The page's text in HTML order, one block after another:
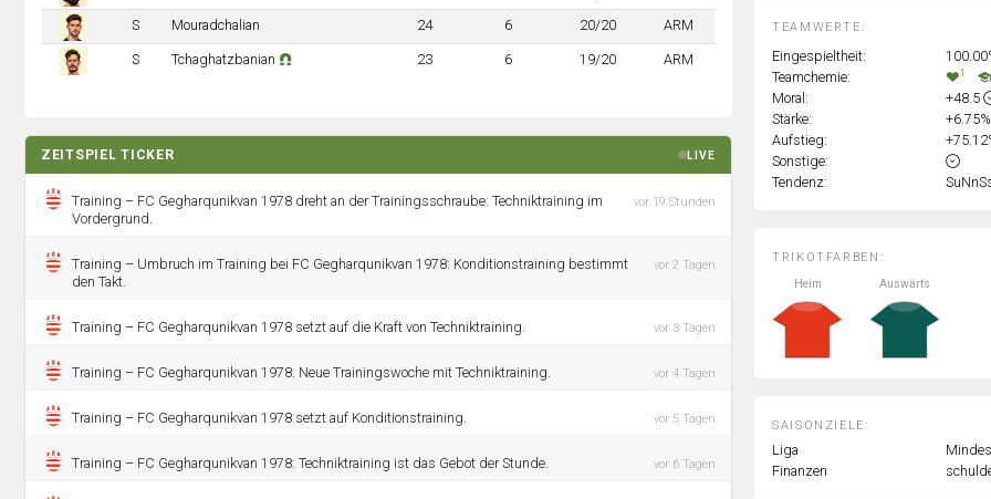
S Mouradchalian 24 6 20/20 ARM
S Tchaghatzbanian 23 6 19/20 ARM
ZEITSPIEL TICKER LIVE
Training – FC Gegharqunikvan 1978 dreht an der Trainingsschraube: Techniktraining im
Vordergrund.
vor 19 Stunden
Training – Umbruch im Training bei FC Gegharqunikvan 1978: Konditionstraining bestimmt
den Takt.
vor 2 Tagen
Training – FC Gegharqunikvan 1978 setzt auf die Kraft von Techniktraining. vor 3 Tagen
Training – FC Gegharqunikvan 1978: Neue Trainingswoche mit Techniktraining. vor 4 Tagen
Training – FC Gegharqunikvan 1978 setzt auf Konditionstraining. vor 5 Tagen
Training – FC Gegharqunikvan 1978: Techniktraining ist das Gebot der Stunde. vor 6 Tagen
TRIKOTFARBEN:
Heim
Auswärts
SAISONZIELE:
Liga
Finanzen
TEAMWERTE:
Eingespieltheit:
Teamchemie:
1
Moral:
+48.5
Stärke:
+6.75%
Aufstieg:
Sonstige:
Tendenz: